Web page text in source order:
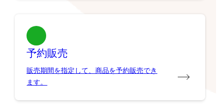
予約販売
販売期間を指定して、商品を予約販売でき
ます。